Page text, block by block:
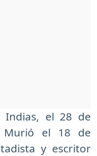
Indias, el 28 de
Murió el 18 de
y escritor